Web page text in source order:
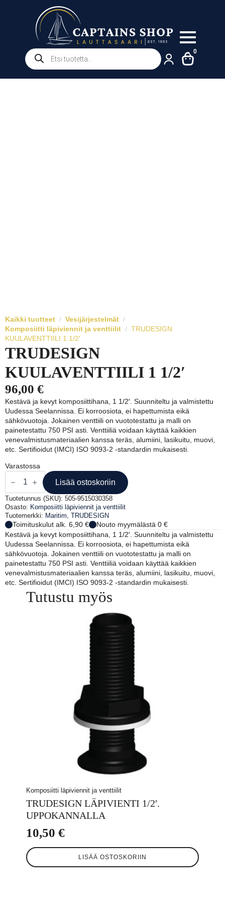
Products
search
0
Kaikki tuotteet
Vesijärjestelmät
Komposiitti läpiviennit ja venttiilit
TRUDESIGN
KUULAVENTTIILI 1 1/2′
TRUDESIGN
KUULAVENTTIILI 1 1/2′
96,00 €
Kestävä ja kevyt komposiittihana, 1 1/2′. Suunniteltu ja valmistettu
Uudessa Seelannissa. Ei korroosiota, ei hapettumista eikä
sähkövuotoja. Jokainen venttiili on vuototestattu ja malli on
painetestattu 750 PSI asti. Venttiiliä voidaan käyttää kaikkien
venevalmistusmateriaalien kanssa teräs, alumiini, lasikuitu, muovi,
etc. Sertifioidut (IMCI) ISO 9093-2 -standardin mukaisesti.
Varastossa
TRUDESIGN
KUULAVENTTIILI
1
1/2'
määrä
Lisää ostoskoriin
Tuotetunnus (SKU): 505-9515030358
Osasto: Komposiitti läpiviennit ja venttiilit
Tuotemerkki: Maritim TRUDESIGN
Toimituskulut alk. 6,90 €
Nouto myymälästä 0 €
Kestävä ja kevyt komposiittihana, 1 1/2′. Suunniteltu ja valmistettu
Uudessa Seelannissa. Ei korroosiota, ei hapettumista eikä
sähkövuotoja. Jokainen venttiili on vuototestattu ja malli on
painetestattu 750 PSI asti. Venttiiliä voidaan käyttää kaikkien
venevalmistusmateriaalien kanssa teräs, alumiini, lasikuitu, muovi,
etc. Sertifioidut (IMCI) ISO 9093-2 -standardin mukaisesti.
Tutustu myös
Komposiitti läpiviennit ja venttiilit
TRUDESIGN LÄPIVIENTI 1/2′.
UPPOKANNALLA
10,50 €
LISÄÄ OSTOSKORIIN